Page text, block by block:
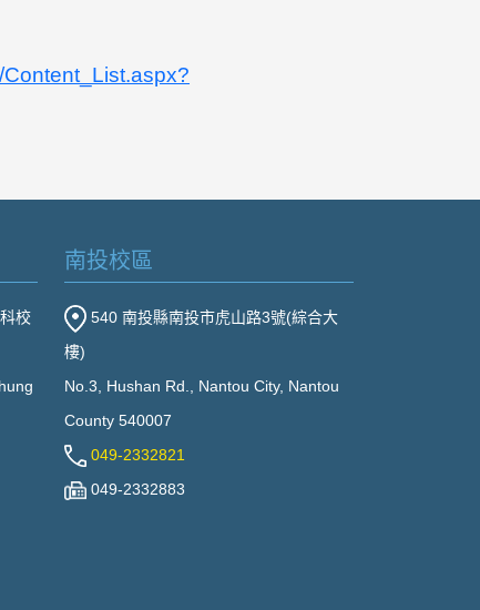
校
南投校區
540 南投縣南投市虎山路3號(綜合大
樓)
No.3, Hushan Rd., Nantou City, Nantou
County 540007
049-2332821
049-2332883